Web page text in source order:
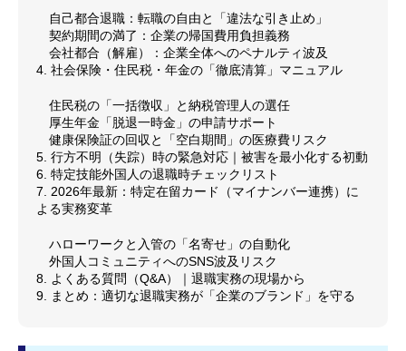
自己都合退職：転職の自由と「違法な引き止め」
契約期間の満了：企業の帰国費用負担義務
会社都合（解雇）：企業全体へのペナルティ波及
4. 社会保険・住民税・年金の「徹底清算」マニュアル
住民税の「一括徴収」と納税管理人の選任
厚生年金「脱退一時金」の申請サポート
健康保険証の回収と「空白期間」の医療費リスク
5. 行方不明（失踪）時の緊急対応｜被害を最小化する初動
6. 特定技能外国人の退職時チェックリスト
7. 2026年最新：特定在留カード（マイナンバー連携）に
よる実務変革
ハローワークと入管の「名寄せ」の自動化
外国人コミュニティへのSNS波及リスク
8. よくある質問（Q&A）｜退職実務の現場から
9. まとめ：適切な退職実務が「企業のブランド」を守る